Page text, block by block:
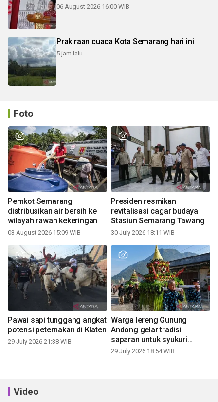
06 August 2026 16:00 WIB
Prakiraan cuaca Kota Semarang hari ini
5 jam lalu
Foto
Pemkot Semarang
distribusikan air bersih ke
wilayah rawan kekeringan
03 August 2026 15:09 WIB
Presiden resmikan
revitalisasi cagar budaya
Stasiun Semarang Tawang
30 July 2026 18:11 WIB
Pawai sapi tunggang angkat
potensi peternakan di Klaten
29 July 2026 21:38 WIB
Warga lereng Gunung
Andong gelar tradisi
saparan untuk syukuri
panen
29 July 2026 18:54 WIB
Video